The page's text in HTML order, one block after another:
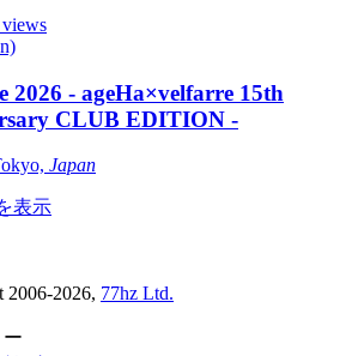
views
2026 - ageHa×velfarre 15th
CLUB EDITION -
Japan
表示
2006-2026, 77hz Ltd.